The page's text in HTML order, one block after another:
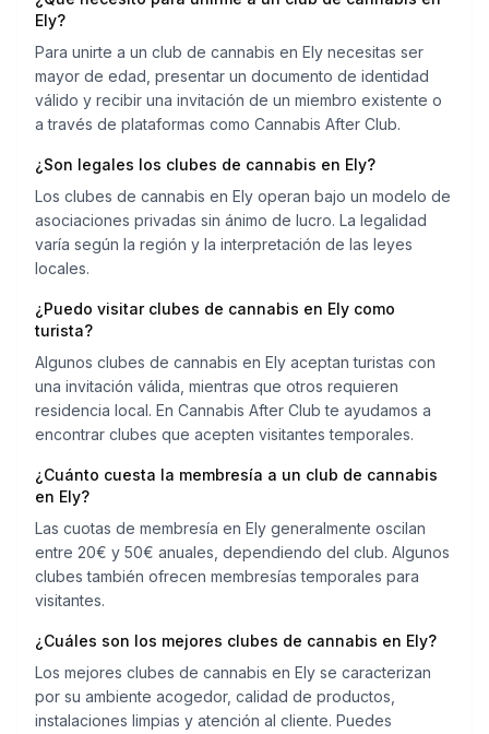
Ely?
Para unirte a un club de cannabis en Ely necesitas ser
mayor de edad, presentar un documento de identidad
válido y recibir una invitación de un miembro existente o
a través de plataformas como Cannabis After Club.
¿Son legales los clubes de cannabis en Ely?
Los clubes de cannabis en Ely operan bajo un modelo de
asociaciones privadas sin ánimo de lucro. La legalidad
varía según la región y la interpretación de las leyes
locales.
¿Puedo visitar clubes de cannabis en Ely como
turista?
Algunos clubes de cannabis en Ely aceptan turistas con
una invitación válida, mientras que otros requieren
residencia local. En Cannabis After Club te ayudamos a
encontrar clubes que acepten visitantes temporales.
¿Cuánto cuesta la membresía a un club de cannabis
en Ely?
Las cuotas de membresía en Ely generalmente oscilan
entre 20€ y 50€ anuales, dependiendo del club. Algunos
clubes también ofrecen membresías temporales para
visitantes.
¿Cuáles son los mejores clubes de cannabis en Ely?
Los mejores clubes de cannabis en Ely se caracterizan
por su ambiente acogedor, calidad de productos,
instalaciones limpias y atención al cliente. Puedes